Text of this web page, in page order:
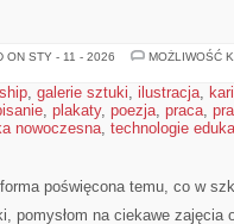
ON STY - 11 - 2026
MOŻLIWOŚĆ
, galerie sztuki, ilustracja,
, plakaty, poezja, praca,
nowoczesna, technologie
poświęcona temu, co w
pomysłom na ciekawe zajęcia